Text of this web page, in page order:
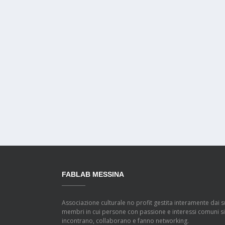
FABLAB MESSINA
Associazione culturale no profit gestita interamente dai
membri in cui persone con passione e interessi comuni si
incontrano, collaborano e fanno networking.